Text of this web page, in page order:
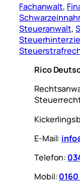
Fachanwalt,
Steueranwalt,
Rico
E-Mail:
Telefon:
Mobil: